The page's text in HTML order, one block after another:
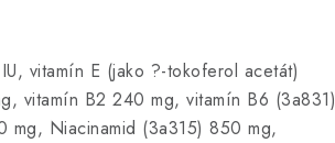
vitamín E (jako ?-tokoferol acetát)
vitamín B2 240 mg, vitamín B6 (3a831)
mg, Niacinamid (3a315) 850 mg,